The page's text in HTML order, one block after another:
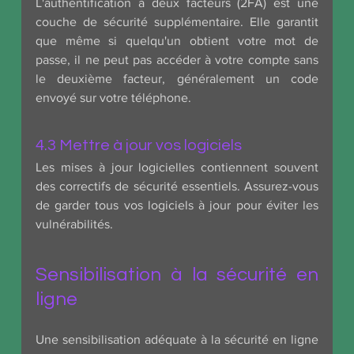
couche de sécurité supplémentaire. Elle garantit
que même si quelqu'un obtient votre mot de
passe, il ne peut pas accéder à votre compte sans
le deuxième facteur, généralement un code
envoyé sur votre téléphone.
4.3 Mettre à jour vos logiciels
Les mises à jour logicielles contiennent souvent
des correctifs de sécurité essentiels. Assurez-vous
de garder tous vos logiciels à jour pour éviter les
vulnérabilités.
Sensibilisation à la sécurité en
ligne
Une sensibilisation adéquate à la sécurité en ligne